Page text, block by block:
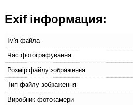
Exif інформация:
Ім'я файла
Час фотографування
Розмір файлу зображення
Тип файлу зображення
Виробник фотокамери